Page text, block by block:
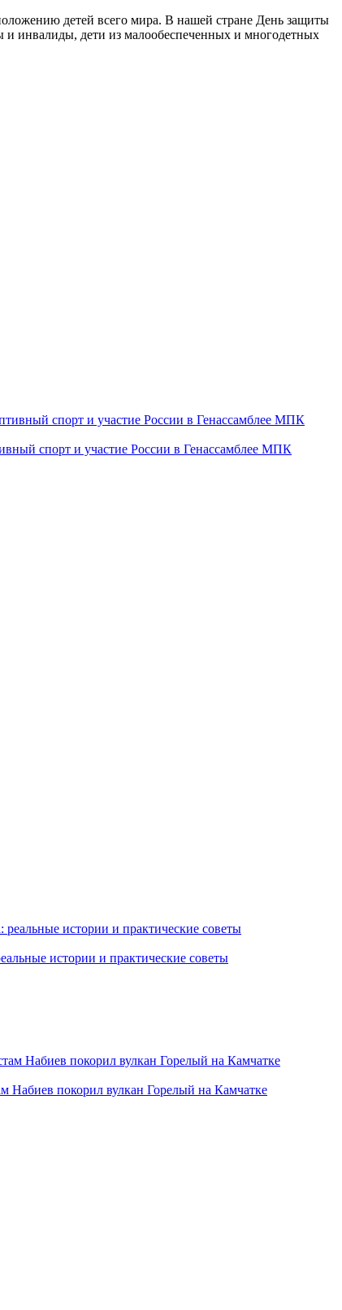
детей всего мира. В нашей стране День защиты
и инвалиды, дети из малообеспеченных и многодетных
спорт и участие России в Генассамблее МПК
истории и практические советы
Набиев покорил вулкан Горелый на Камчатке